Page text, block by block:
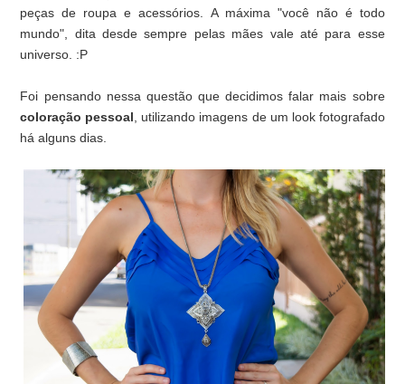
peças de roupa e acessórios. A máxima "você não é todo
mundo", dita desde sempre pelas mães vale até para esse
universo. :P
Foi pensando nessa questão que decidimos falar mais sobre
coloração pessoal , utilizando imagens de um look fotografado
há alguns dias.